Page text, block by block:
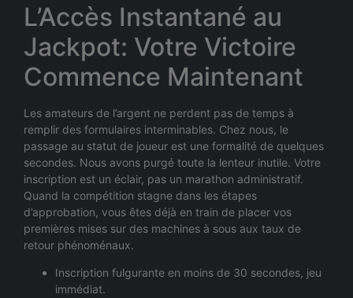
L’Accès Instantané au
Jackpot: Votre Victoire
Commence Maintenant
Les amateurs de l’argent ne perdent pas de temps à
remplir des formulaires interminables. Chez nous, le
passage au statut de joueur est une formalité de quelques
secondes. Nous avons purgé toute la lenteur inutile. Votre
inscription est un éclair, pas un marathon administratif.
Quand la compétition stagne dans les étapes
d’approbation, vous êtes déjà en train de placer vos
premières mises sur des machines à sous aux taux de
retour phénoménaux.
Inscription fulgurante en moins de 30 secondes, jeu
immédiat.